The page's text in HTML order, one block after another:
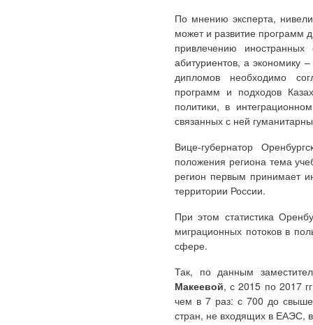
По мнению эксперта,
может и развитие программ
привлечению
абитуриентов, а экономику
дипломов необходимо
программ и подходов
политики, в
связанных с ней
Вице-губернатор
положения региона тема
регион первым принимает
территории России.
При этом статистика
миграционных потоков в
сфере.
Так, по данным
Макеевой, с 2015 по 2017
чем в 7 раз: с 700 до
стран, не входящих в ЕАЭС,